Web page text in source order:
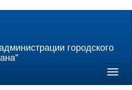
городского